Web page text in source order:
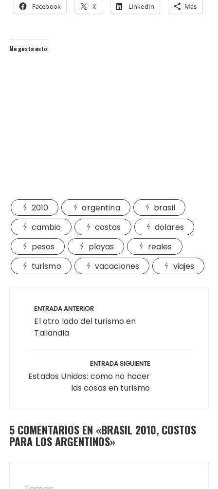
Facebook X LinkedIn Más
Me gusta esto:
2010 argentina
brasil
cambio
costos
dolares
pesos
playas
reales
turismo
vacaciones viajes
entradas
ENTRADA ANTERIOR
El otro lado del turismo en
Tailandia
ENTRADA SIGUIENTE
Estados Unidos: como no hacer
las cosas en turismo
5 COMENTARIOS EN «BRASIL 2010, COSTOS
PARA LOS ARGENTINOS»